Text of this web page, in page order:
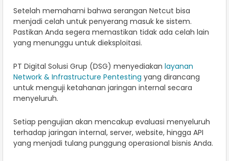
Setelah memahami bahwa serangan Netcut bisa
menjadi celah untuk penyerang masuk ke sistem.
Pastikan Anda segera memastikan tidak ada celah lain
yang menunggu untuk dieksploitasi.
PT Digital Solusi Grup (DSG) menyediakan layanan
Network & Infrastructure Pentesting yang dirancang
untuk menguji ketahanan jaringan internal secara
menyeluruh.
Setiap pengujian akan mencakup evaluasi menyeluruh
terhadap jaringan internal, server, website, hingga API
yang menjadi tulang punggung operasional bisnis Anda.